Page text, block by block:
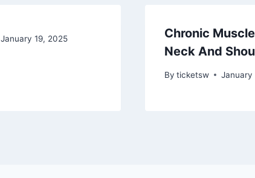
January 19, 2025
Chronic
Neck And
By ticketsw January